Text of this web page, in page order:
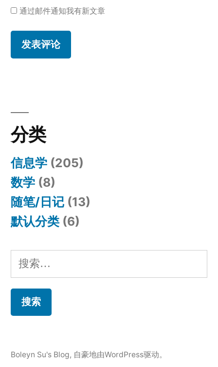
通过邮件通知我有新文章
分类
信息学 (205)
数学 (8)
随笔/日记 (13)
默认分类 (6)
搜
索：
Boleyn Su's Blog, 自豪地由WordPress驱动。